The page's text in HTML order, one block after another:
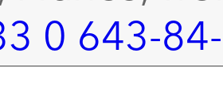
0 643-